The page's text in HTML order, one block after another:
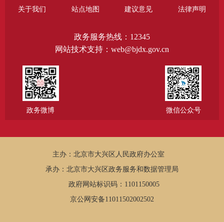
关于我们 站点地图 建议意见 法律声明
政务服务热线：12345
网站技术支持：web@bjdx.gov.cn
政务微博 微信公众号
主办：北京市大兴区人民政府办公室
承办：北京市大兴区政务服务和数据管理局
政府网站标识码：1101150005
京公网安备11011502002502